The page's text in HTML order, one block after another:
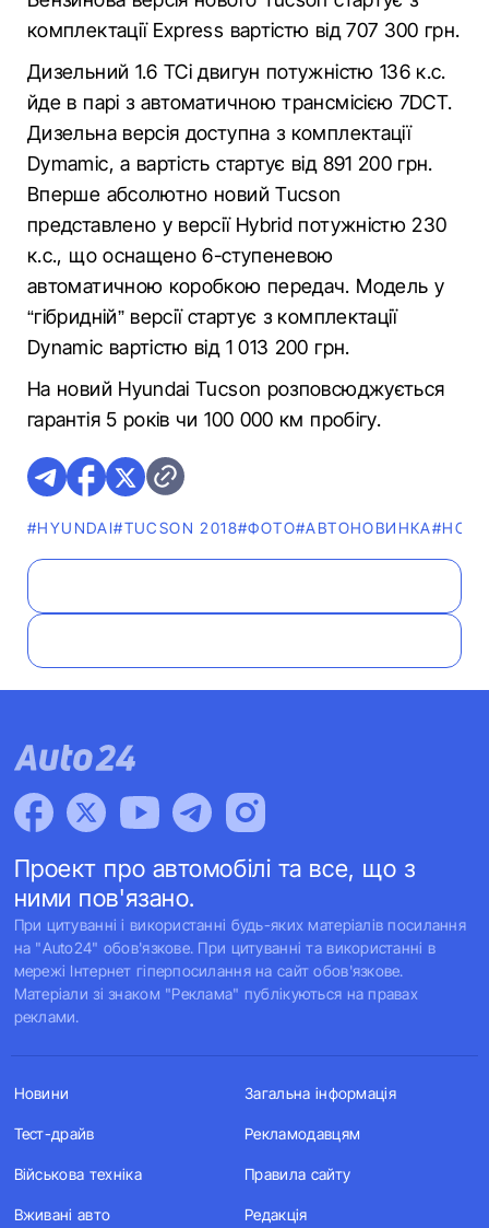
комплектації Express вартістю від 707 300 грн.
Дизельний 1.6 TCi двигун потужністю 136 к.с.
йде в парі з автоматичною трансмісією 7DCT.
Дизельна версія доступна з комплектації
Dymamic, а вартість стартує від 891 200 грн.
Вперше абсолютно новий Tucson
представлено у версії Hybrid потужністю 230
к.с., що оснащено 6-ступеневою
автоматичною коробкою передач. Модель у
“гібридній” версії стартує з комплектації
Dynamic вартістю від 1 013 200 грн.
На новий Hyundai Tucson розповсюджується
гарантія 5 років чи 100 000 км пробігу.
#HYUNDAI#TUCSON 2018#ФОТО#АВТОНОВИНКА
Проект про автомобілі та все, що з
ними пов'язано.
При цитуванні і використанні будь-яких матеріалів посилання
на "Auto24" обов'язкове. При цитуванні та використанні в
мережі Інтернет гіперпосилання на сайт обов'язкове.
Матеріали зі знаком "Реклама" публікуються на правах
реклами.
Новини
Тест-драйв
Військова техніка
Вживані авто
Загальна інформація
Рекламодавцям
Правила сайту
Редакція